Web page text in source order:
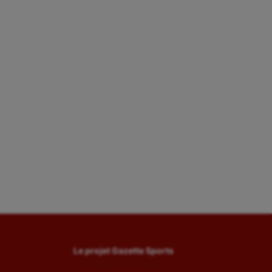
Le projet Gazette Sports